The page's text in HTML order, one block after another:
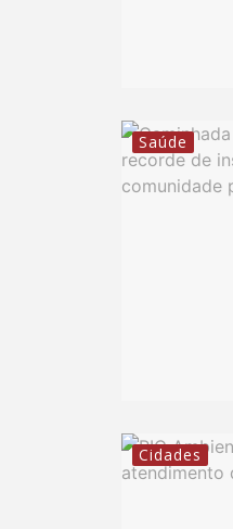
Saúde
Cidades